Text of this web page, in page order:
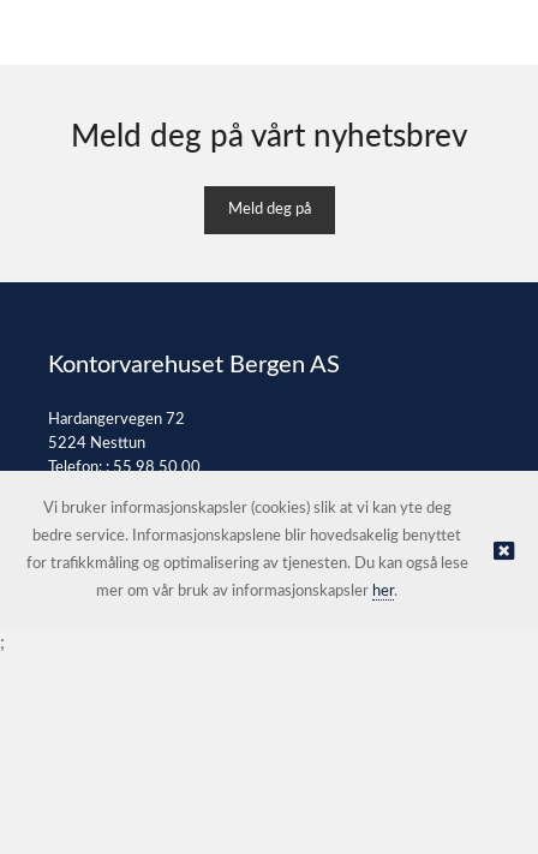
Meld deg på vårt nyhetsbrev
Meld deg på
Kontorvarehuset Bergen AS
Hardangervegen 72
5224 Nesttun
Telefon: :55 98 50 00
© Kontorvarehuset Bergen AS |Nettbutikk levert av Kréatif
Vi bruker informasjonskapsler (cookies) slik at vi kan yte deg
bedre service. Informasjonskapslene blir hovedsakelig benyttet
for trafikkmåling og optimalisering av tjenesten. Du kan også lese
mer om vår bruk av informasjonskapsler her.
;